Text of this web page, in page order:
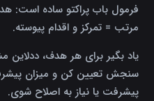
فرمول باب پراکتو ساده است:
مرتب = تمرکز و اقدام پیوسته.
یاد بگیر برای هر هدف،
سنجش تعیین کن و میزان
پیشرفت یا نیاز به اصلاح شوی.